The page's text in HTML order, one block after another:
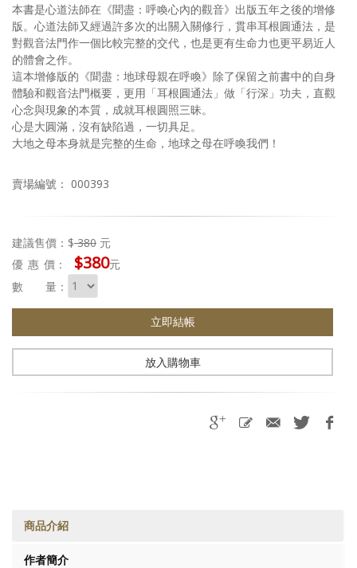
本書是心道法師在《聞盡：呼喚心內的觀音》出版五年之後的增修
版。心道法師又經過許多次的出關入關修行，貫串耳根圓通法，是
對觀音法門作一個比較完整的交代，也是更有生命力也更平易近人
的體會之作。
這本增修版的《聞盡：地球母親在呼喚》除了保留之前書中的自身
體驗和觀音法門概要，更用「耳根圓通法」做「行深」功夫，直觀
心念與現象的本質，成就耳根圓照三昧。
心是大圓滿，沒有缺陷過，一切具足。
大地之母本身就是完整的生命，地球之母在呼喚我們！
賣場編號： 000393
建議售價：$380 元
優惠 價： $380元
數 量：
立即結帳
放入購物車
商品介紹
作者簡介